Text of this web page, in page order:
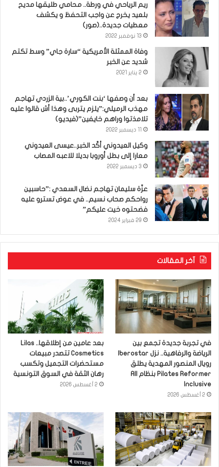
ريم الرياحي في ورطة.. محامي طليقها مديح
بلعيد يخرج عن واجب التحفظ و يكشف
معطيات جديدة..(صور)
13 نوفمبر 2022
وفاة الممثلة الأمريكية “سارة جاي” وسط تكتم
شديد عن الخبر
2 يناير 2021
بعد أن وصفها ‘بنت الكوري’..بية الزردي تهاجم
مهذب الرميلي:”يلزم يتربى وهذا أش قالوا عليه
تلامذتوا وراهم خايفين”(فيديو)
وكيل العيدوني أكّد الخبر..عيسى العيدوني
معارا إلى بطل أوروبا بديلا للاعبه المصاب
3 ديسمبر 2022
عزّة سليمان تهاجم نضال السعدي :”حاسبين
رواحكم صحاب نسيم.. في عوض تسترو عليه
فضحتوه خيت عليكم”
29 فبراير 2024
آخر المقالات
في تجربة جديدة تجمع بين
رويال المنصور المهدية يطلق
Pilates Reformer بنظام All
Inclusive
2 أغسطس 2026
بعد عامين من إطلاقها.. Lilas
Cosmetics تتصدر مبيعات
مستحضرات التجميل وتكسب
رهان الثقة في السوق التونسية
2 أغسطس 2026